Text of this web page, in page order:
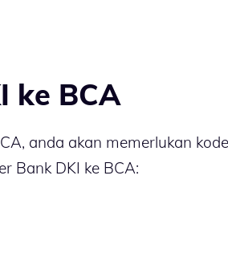
ke BCA
anda akan memerlukan kode
Bank DKI ke BCA: